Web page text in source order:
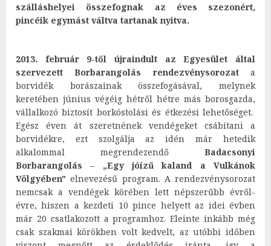
szálláshelyei összefognak az éves szezonért,
pincéik egymást váltva tartanak nyitva.
2013. február 9-től újraindult az Egyesület által
szervezett Borbarangolás rendezvénysorozata
borvidék borászainak összefogásával, melynek
keretében június végéig hétről hétre más borosgazda,
vállalkozó biztosít borkóstolási és étkezési lehetőséget.
Egész éven át szeretnének vendégeket csábítani a
borvidékre, ezt szolgálja az idén már hetedik
alkalommal megrendezendő Badacsonyi
Borbarangolás – „Egy jóízű kaland a Vulkánok
Völgyében"elnevezésű program. A rendezvénysorozat
nemcsak a vendégek körében lett népszerűbb évről-
évre, hiszen a kezdeti 10 pince helyett az idei évben
már 20 csatlakozott a programhoz. Eleinte inkább még
csak szakmai körökben volt kedvelt, az utóbbi időben